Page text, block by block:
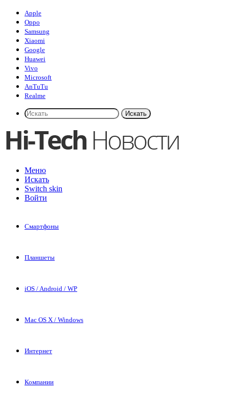
Apple
Oppo
Samsung
Xiaomi
Google
Huawei
Vivo
Microsoft
AnTuTu
Realme
Искать
Меню
Искать
Switch skin
Войти
Смартфоны
Планшеты
iOS / Android / WP
Mac OS X / Windows
Интернет
Компании